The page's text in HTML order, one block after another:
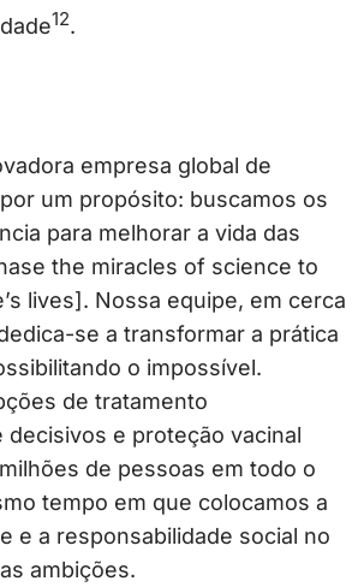
12.
empresa global de
um propósito: buscamos os
para melhorar a vida das
the miracles of science to
lives]. Nossa equipe, em cerca
se a transformar a prática
o impossível.
de tratamento
decisivos e proteção vacinal
de pessoas em todo o
tempo em que colocamos a
e a responsabilidade social no
ambições.